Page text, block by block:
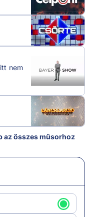
nem
az összes műsorhoz